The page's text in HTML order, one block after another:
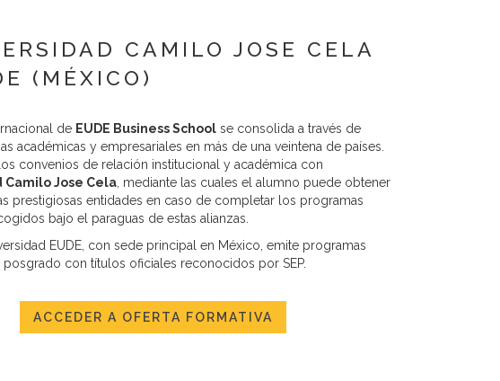
CAMILO JOSE CELA
(MÉXICO)
de EUDE Business School se consolida a través de
académicas y empresariales en más de una veintena de países.
convenios de relación institucional y académica con
Camilo Jose Cela , mediante las cuales el alumno puede obtener
prestigiosas entidades en caso de completar los programas
bajo el paraguas de estas alianzas.
EUDE, con sede principal en México, emite programas
con títulos oficiales reconocidos por SEP.
ACCEDER A OFERTA FORMATIVA